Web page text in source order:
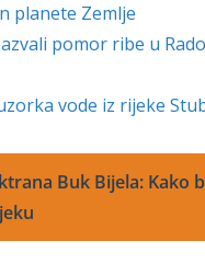
planete Zemlje
pomor ribe u
vode iz rijeke
Buk Bijela: Kako